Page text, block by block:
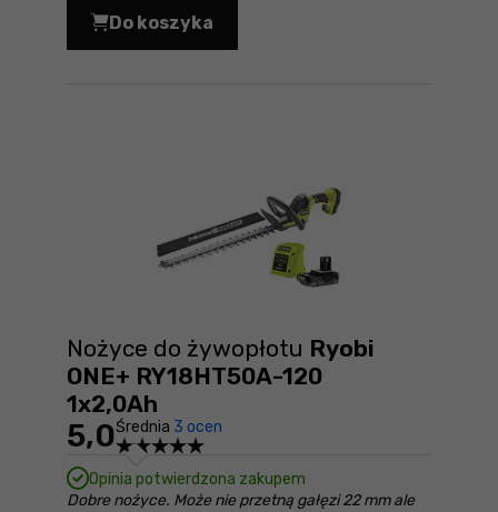
Do koszyka
Dmuchawa/odkurzacz do liści Ryobi
Nożyce do żywopłotu Ryobi
ONE+ RY18HT50A-120
1x2,0Ah
5,0Średnia 3 ocen
Opinia potwierdzona zakupem
Dobre nożyce. Może nie przetną gałęzi 22 mm ale